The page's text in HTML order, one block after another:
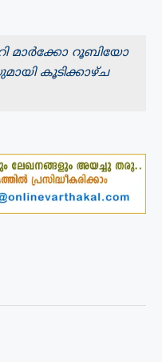
മാർക്കോ റൂബിയോ
കൂടിക്കാഴ്ച